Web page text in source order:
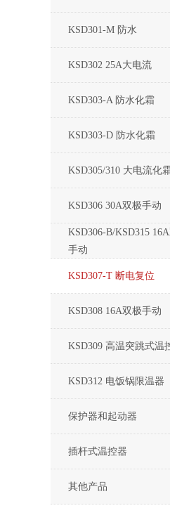
KSD301-M 防水
KSD302 25A大电流
KSD303-A 防水化霜
KSD303-D 防水化霜
KSD305/310 大电流化
KSD306 30A双极手动
KSD306-B/KSD315
手动
KSD307-T 断电复位
KSD308 16A双极手动
KSD309 高温突跳式温
KSD312 电饭锅限温器
保护器和起动器
插杆式温控器
其他产品